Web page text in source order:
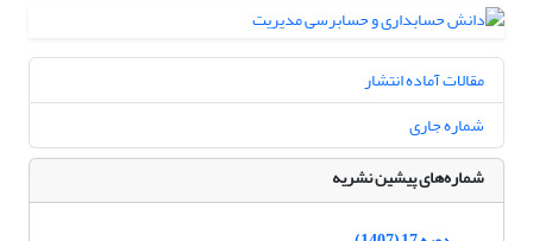
مقالات آماده انتشار
شماره جاری
شماره‌های پیشین نشریه